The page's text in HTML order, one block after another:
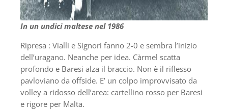
In un undici maltese nel 1986
Ripresa : Vialli e Signori fanno 2-0 e sembra l’inizio
dell’uragano. Neanche per idea. Càrmel scatta
profondo e Baresi alza il braccio. Non è il riflesso
pavloviano da offside. E’ un colpo improvvisato da
volley a ridosso dell’area: cartellino rosso per Baresi
e rigore per Malta.